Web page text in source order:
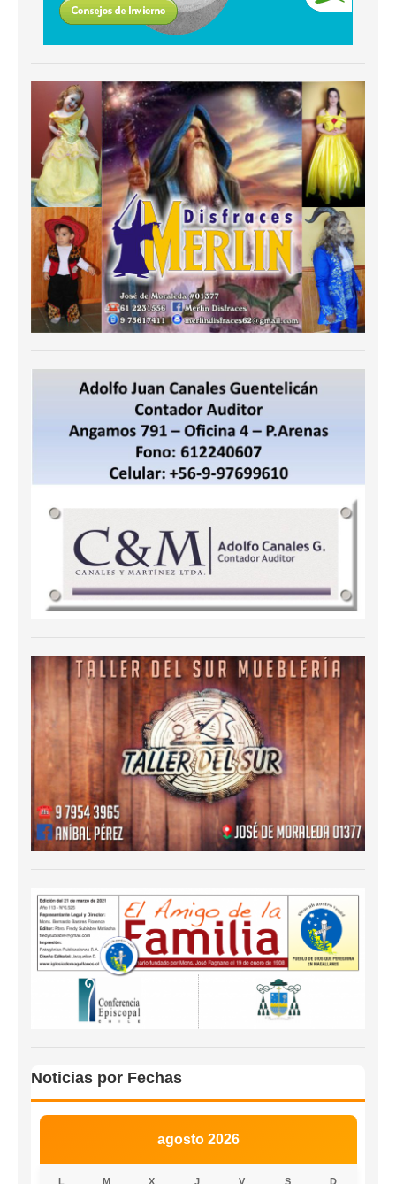
Noticias por Fechas
agosto 2026
L M X J V S D